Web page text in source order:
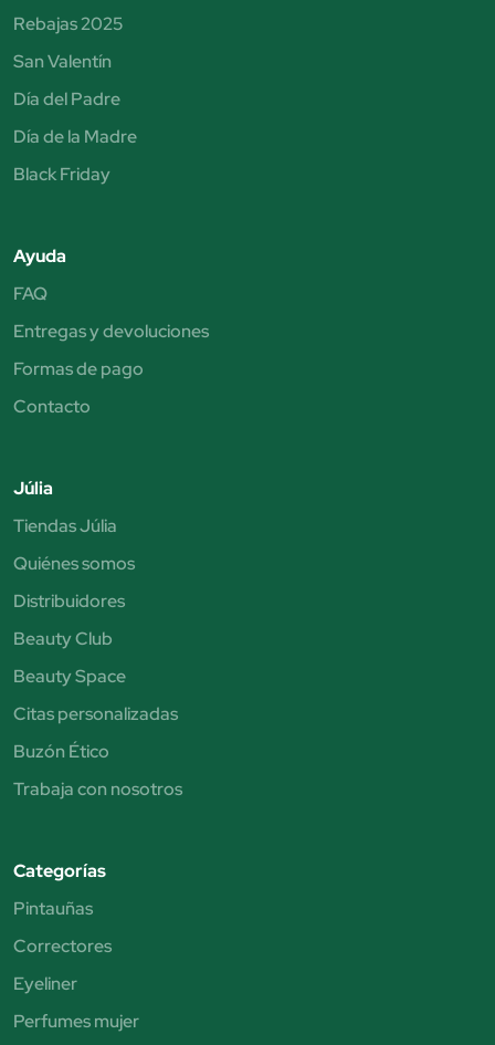
Rebajas 2025
San Valentín
Día del Padre
Día de la Madre
Black Friday
Ayuda
FAQ
Entregas y devoluciones
Formas de pago
Contacto
Júlia
Tiendas Júlia
Quiénes somos
Distribuidores
Beauty Club
Beauty Space
Citas personalizadas
Buzón Ético
Trabaja con nosotros
Categorías
Pintauñas
Correctores
Eyeliner
Perfumes mujer